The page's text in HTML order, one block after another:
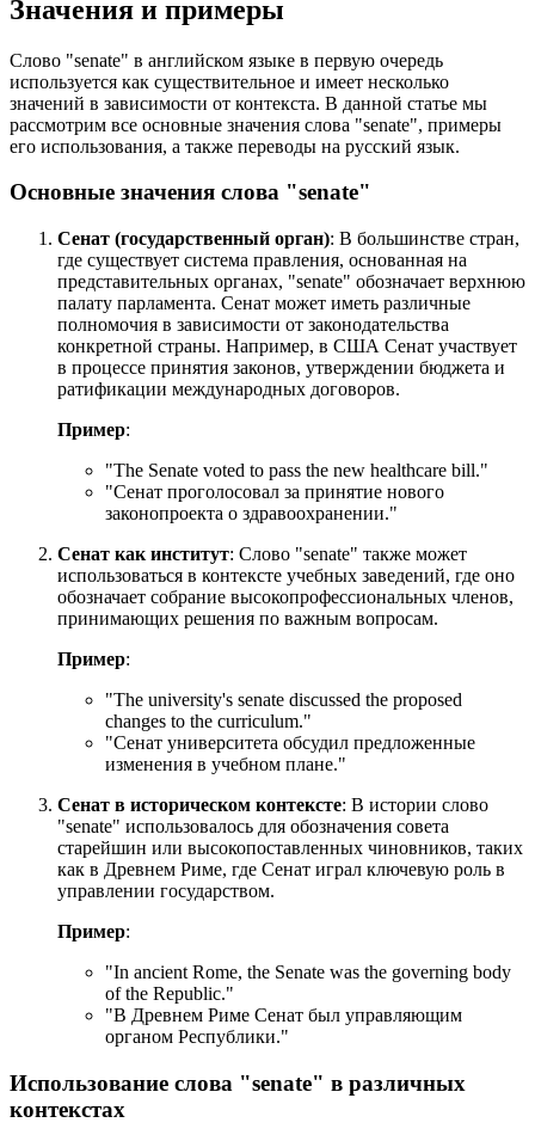
Значения и примеры
Слово "senate" в английском языке в первую очередь
используется как существительное и имеет несколько
значений в зависимости от контекста. В данной статье мы
рассмотрим все основные значения слова "senate", примеры
его использования, а также переводы на русский язык.
Основные значения слова "senate"
Сенат (государственный орган): В большинстве стран,
где существует система правления, основанная на
представительных органах, "senate" обозначает верхнюю
палату парламента. Сенат может иметь различные
полномочия в зависимости от законодательства
конкретной страны. Например, в США Сенат участвует
в процессе принятия законов, утверждении бюджета и
ратификации международных договоров.
Пример:
"The Senate voted to pass the new healthcare bill."
"Сенат проголосовал за принятие нового
законопроекта о здравоохранении."
Сенат как институт: Слово "senate" также может
использоваться в контексте учебных заведений, где оно
обозначает собрание высокопрофессиональных членов,
принимающих решения по важным вопросам.
Пример:
"The university's senate discussed the proposed
changes to the curriculum."
"Сенат университета обсудил предложенные
изменения в учебном плане."
Сенат в историческом контексте: В истории слово
"senate" использовалось для обозначения совета
старейшин или высокопоставленных чиновников, таких
как в Древнем Риме, где Сенат играл ключевую роль в
управлении государством.
Пример:
"In ancient Rome, the Senate was the governing body
of the Republic."
"В Древнем Риме Сенат был управляющим
органом Республики."
Использование слова "senate" в различных
контекстах